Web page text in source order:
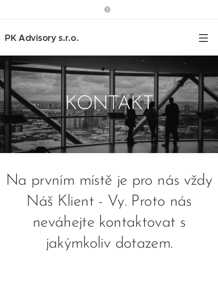
PK Advisory s.r.o.
KONTAKT
Na prvním místě je pro nás vždy
Náš Klient - Vy. Proto nás
neváhejte kontaktovat s
jakýmkoliv dotazem.